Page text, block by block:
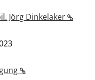
Jörg Dinkelaker